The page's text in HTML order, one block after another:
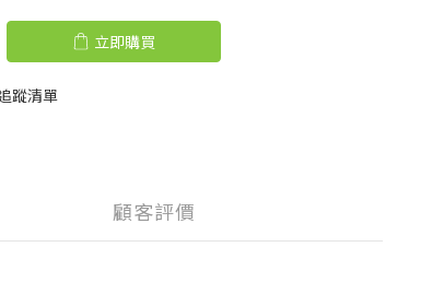
立即購買
蹤清單
顧客評價